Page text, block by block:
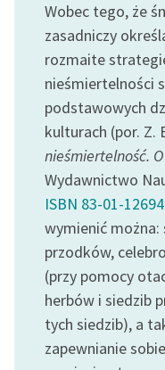
Zasady wykorzystania
Wolnych Lektur
Logotypy
Materiały promocyjne
Polityka prywatności
Regulamin biblioteki
Dane fundacji i
sprawozdania finansowe
Regulamin darowizn
Informacja o treściach
wrażliwych
Wobec tego, że
zasadniczy
rozmaite
nieśmiertelności
podstawowych
kulturach (por. Z.
nieśmiertelność.
Wydawnictwo
ISBN 83-01-
wymienić
przodków,
(przy pomocy
herbów i siedzib
tych siedzib), a
zapewnianie